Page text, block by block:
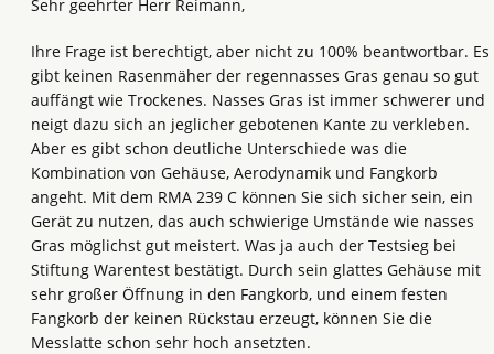
Sehr geehrter Herr Reimann,
Ihre Frage ist berechtigt, aber nicht zu 100% beantwortbar. Es
gibt keinen Rasenmäher der regennasses Gras genau so gut
auffängt wie Trockenes. Nasses Gras ist immer schwerer und
neigt dazu sich an jeglicher gebotenen Kante zu verkleben.
Aber es gibt schon deutliche Unterschiede was die
Kombination von Gehäuse, Aerodynamik und Fangkorb
angeht. Mit dem RMA 239 C können Sie sich sicher sein, ein
Gerät zu nutzen, das auch schwierige Umstände wie nasses
Gras möglichst gut meistert. Was ja auch der Testsieg bei
Stiftung Warentest bestätigt. Durch sein glattes Gehäuse mit
sehr großer Öffnung in den Fangkorb, und einem festen
Fangkorb der keinen Rückstau erzeugt, können Sie die
Messlatte schon sehr hoch ansetzten.